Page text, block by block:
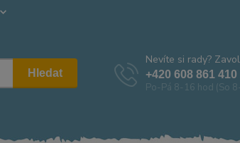
Hledat
Nevíte si rady?
+420 608 861 410
Po-Pá 8-16 hod (So